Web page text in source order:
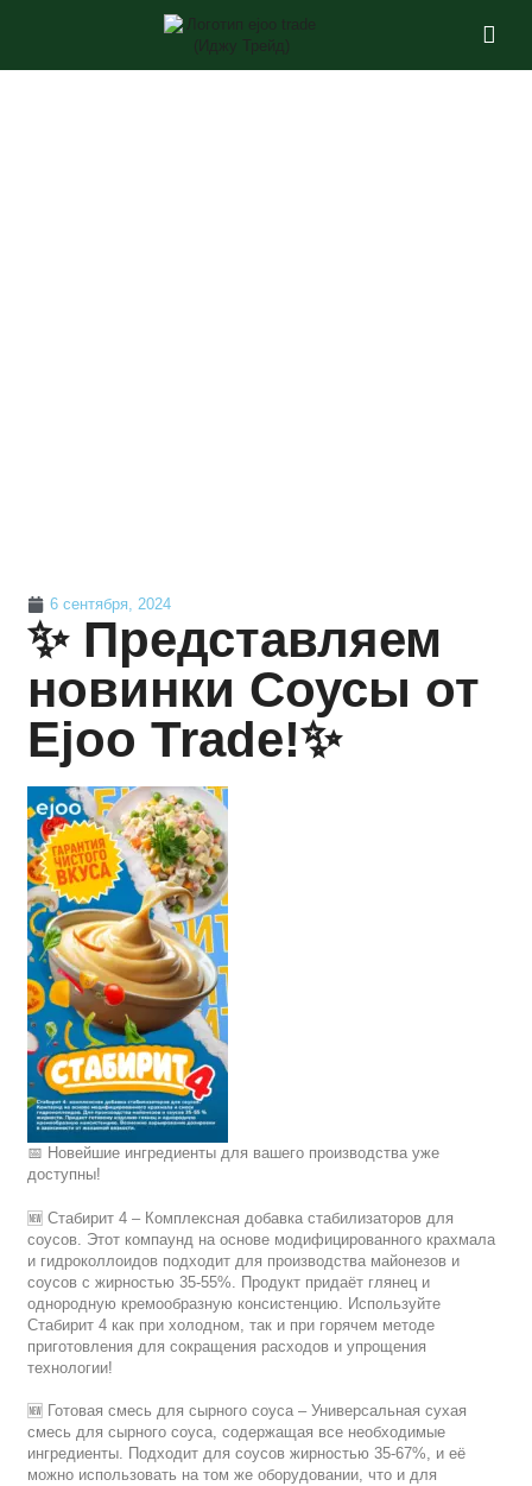
6 сентября, 2024
✨ Представляем
новинки Соусы от
Ejoo Trade!✨
📅 Новейшие ингредиенты для вашего производства уже
доступны!
🆕 Стабирит 4 – Комплексная добавка стабилизаторов для
соусов. Этот компаунд на основе модифицированного крахмала
и гидроколлоидов подходит для производства майонезов и
соусов с жирностью 35-55%. Продукт придаёт глянец и
однородную кремообразную консистенцию. Используйте
Стабирит 4 как при холодном, так и при горячем методе
приготовления для сокращения расходов и упрощения
технологии!
🆕 Готовая смесь для сырного соуса – Универсальная сухая
смесь для сырного соуса, содержащая все необходимые
ингредиенты. Подходит для соусов жирностью 35-67%, и её
можно использовать на том же оборудовании, что и для